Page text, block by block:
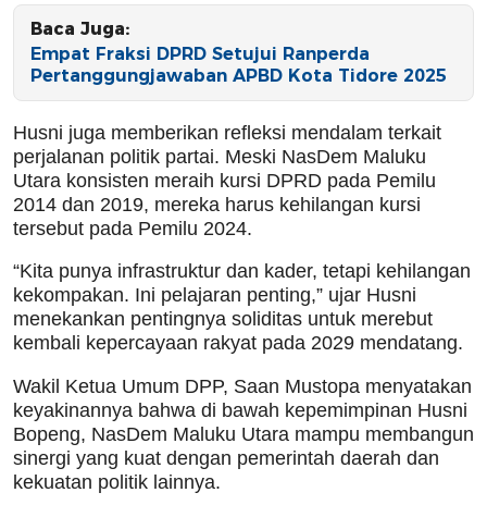
Baca Juga:
Empat Fraksi DPRD Setujui Ranperda
Pertanggungjawaban APBD Kota Tidore 2025
Husni juga memberikan refleksi mendalam terkait
perjalanan politik partai. Meski NasDem Maluku
Utara konsisten meraih kursi DPRD pada Pemilu
2014 dan 2019, mereka harus kehilangan kursi
tersebut pada Pemilu 2024.
“Kita punya infrastruktur dan kader, tetapi kehilangan
kekompakan. Ini pelajaran penting,” ujar Husni
menekankan pentingnya soliditas untuk merebut
kembali kepercayaan rakyat pada 2029 mendatang.
Wakil Ketua Umum DPP, Saan Mustopa menyatakan
keyakinannya bahwa di bawah kepemimpinan Husni
Bopeng, NasDem Maluku Utara mampu membangun
sinergi yang kuat dengan pemerintah daerah dan
kekuatan politik lainnya.